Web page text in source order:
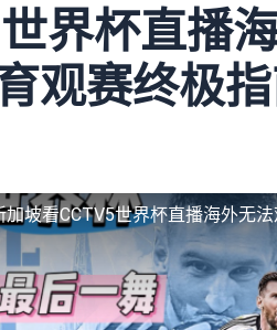
界杯直播
观赛终极
加坡看CCTV5世界杯直播海外无